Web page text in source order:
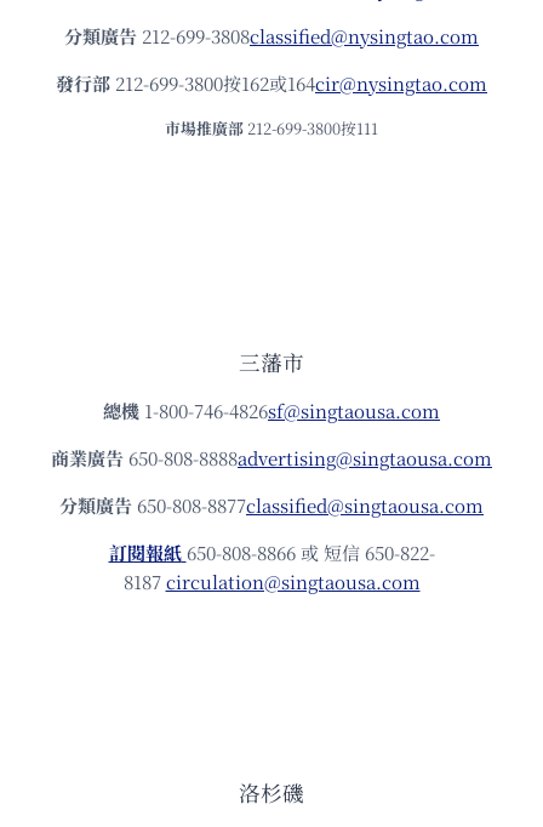
分類廣告 212-699-3808classified@nysingtao.com
發⾏部 212-699-3800按162或164cir@nysingtao.com
市場推廣部 212-699-3800按111
三藩市
總機 1-800-746-4826sf@singtaousa.com
商業廣告 650-808-8888advertising@singtaousa.com
分類廣告 650-808-8877classified@singtaousa.com
訂閱報紙 650-808-8866 或 短信 650-822-
8187circulation@singtaousa.com
洛杉磯